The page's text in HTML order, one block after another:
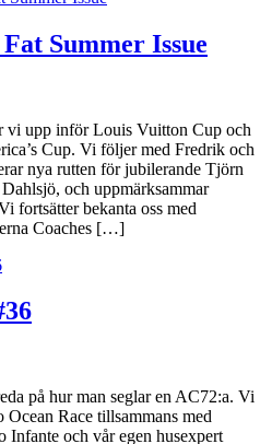
Summer Issue
vi upp inför Louis Vuitton Cup och
Cup. Vi följer med Fredrik och
nya rutten för jubilerande Tjörn
och uppmärksammar
fortsätter bekanta oss med
Coaches […]
på hur man seglar en AC72:a. Vi
Race tillsammans med
Infante och vår egen husexpert